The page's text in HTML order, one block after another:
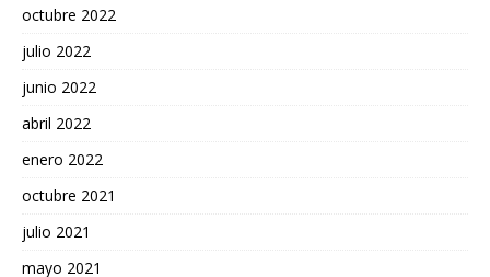
octubre 2022
julio 2022
junio 2022
abril 2022
enero 2022
octubre 2021
julio 2021
mayo 2021